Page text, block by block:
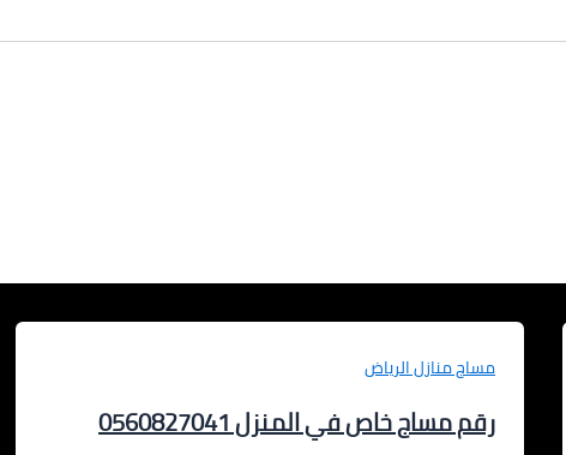
مساج منازل الرياض
رقم مساج خاص في المنزل 0560827041